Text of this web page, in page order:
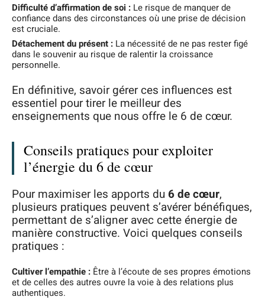
Difficulté d’affirmation de soi : Le risque de manquer de
confiance dans des circonstances où une prise de décision
est cruciale.
Détachement du présent : La nécessité de ne pas rester figé
dans le souvenir au risque de ralentir la croissance
personnelle.
En définitive, savoir gérer ces influences est
essentiel pour tirer le meilleur des
enseignements que nous offre le 6 de cœur.
Conseils pratiques pour exploiter
l’énergie du 6 de cœur
Pour maximiser les apports du 6 de cœur,
plusieurs pratiques peuvent s’avérer bénéfiques,
permettant de s’aligner avec cette énergie de
manière constructive. Voici quelques conseils
pratiques :
Cultiver l’empathie : Être à l’écoute de ses propres émotions
et de celles des autres ouvre la voie à des relations plus
authentiques.